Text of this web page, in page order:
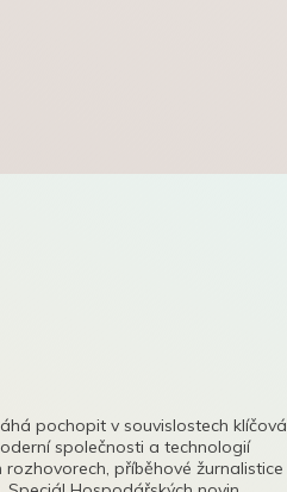
pochopit v souvislostech klíčová
společnosti a technologií
příběhové žurnalistice